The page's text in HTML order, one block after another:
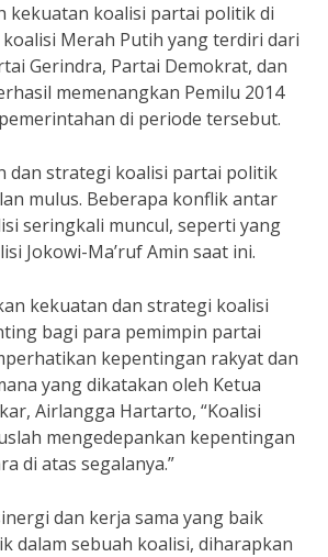
kekuatan koalisi partai politik di
Merah Putih yang terdiri dari
Gerindra, Partai Demokrat, dan
memenangkan Pemilu 2014
di periode tersebut.
dan strategi koalisi partai politik
mulus. Beberapa konflik antar
seringkali muncul, seperti yang
Jokowi-Ma’ruf Amin saat ini.
kekuatan dan strategi koalisi
bagi para pemimpin partai
kepentingan rakyat dan
yang dikatakan oleh Ketua
Airlangga Hartarto, “Koalisi
mengedepankan kepentingan
di atas segalanya.”
dan kerja sama yang baik
dalam sebuah koalisi, diharapkan